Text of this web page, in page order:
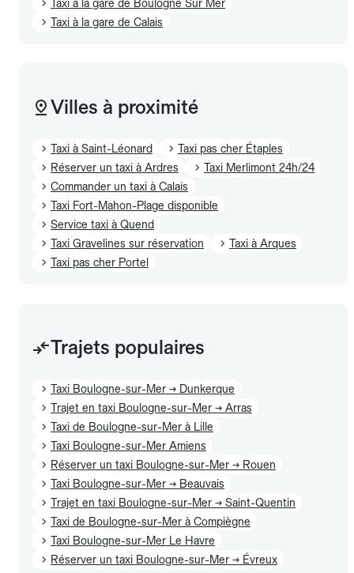
Taxi à la gare de Boulogne Sur Mer
Taxi à la gare de Calais
Villes à proximité
Taxi à Saint-Léonard
Taxi pas cher Étaples
Réserver un taxi à Ardres
Taxi Merlimont 24h/24
Commander un taxi à Calais
Taxi Fort-Mahon-Plage disponible
Service taxi à Quend
Taxi Gravelines sur réservation
Taxi à Arques
Taxi pas cher Portel
Trajets populaires
Taxi Boulogne-sur-Mer → Dunkerque
Trajet en taxi Boulogne-sur-Mer → Arras
Taxi de Boulogne-sur-Mer à Lille
Taxi Boulogne-sur-Mer Amiens
Réserver un taxi Boulogne-sur-Mer → Rouen
Taxi Boulogne-sur-Mer → Beauvais
Trajet en taxi Boulogne-sur-Mer → Saint-Quentin
Taxi de Boulogne-sur-Mer à Compiègne
Taxi Boulogne-sur-Mer Le Havre
Réserver un taxi Boulogne-sur-Mer → Évreux